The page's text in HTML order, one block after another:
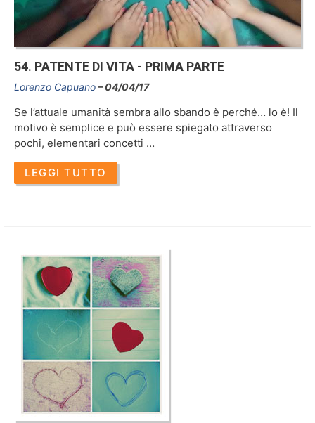
54. PATENTE DI VITA - PRIMA PARTE
Lorenzo Capuano 04/04/17
Se l’attuale umanità sembra allo sbando è perché… lo è! Il
motivo è semplice e può essere spiegato attraverso
pochi, elementari concetti …
LEGGI TUTTO